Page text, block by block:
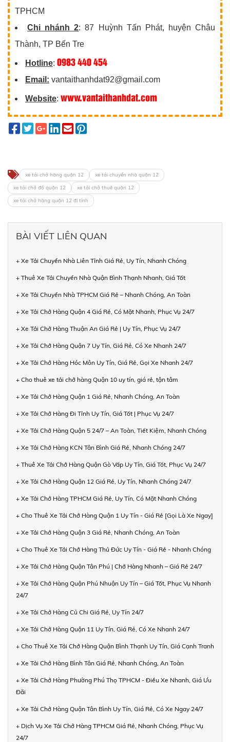
TPHCM
Chi nhánh 2: 87 Huỳnh Tấn Phát, huyện Châu
Thành, TP Bến Tre
Hotline: 0983 440 454
Email: vantaithanhdat92@gmail.com
Website: www.vantaithanhdat.com
xe tải chở hàng quận 12
xe tải chuyển nhà quận 12
xe tải chở đồ quận 12
xe tải chở thuê quận 12
xe tải chở hàng quận 12 đi tỉnh
BÀI VIẾT LIÊN QUAN
+ Xe Tải Chuyển Nhà Liên Tỉnh Giá Rẻ, Uy Tín, Nhanh Chóng
+ Thuê Xe Tải Chuyển Nhà Quận Bình Thạnh Nhanh, Giá Tốt
+ Xe Tải Chuyển Nhà TPHCM Giá Rẻ – Nhanh Chóng, An Toàn
+ Xe Tải Chở Hàng Quận 4 Giá Rẻ, Có Mặt Nhanh, Phục Vụ 24/7
+ Xe Tải Chở Hàng Thuận An Giá Rẻ | Uy Tín, Phục Vụ 24/7
+ Xe Tải Chở Hàng Quận 7 Uy Tín, Giá Rẻ, Có Xe Nhanh 24/7
+ Xe Tải Chở Hàng Hóc Môn Uy Tín, Giá Rẻ, Gọi Xe Nhanh 24/7
+ Cho thuê xe tải chở hàng Quận 10 uy tín, giá rẻ, tận tâm
+ Xe Tải Chở Hàng Quận 1 Giá Rẻ, Nhanh Chóng, An Toàn
+ Xe Tải Chở Hàng Đi Tỉnh Uy Tín, Giá Tốt | Phục Vụ 24/7
+ Xe Tải Chở Hàng Quận 5 24/7 – An Toàn, Tiết Kiệm, Nhanh Chóng
+ Xe Tải Chở Hàng KCN Tân Bình Giá Rẻ, Nhanh Chóng 24/7
+ Thuê Xe Tải Chở Hàng Quận Gò Vấp Uy Tín, Giá Tốt, Phục Vụ 24/7
+ Xe Tải Chở Hàng Quận 12 Giá Rẻ, Uy Tín, Nhanh Chóng 24/7
+ Xe Tải Chở Hàng TPHCM Giá Rẻ, Uy Tín, Có Mặt Nhanh Chóng
+ Cho Thuê Xe Tải Chở Hàng Quận 1 Uy Tín - Giá Rẻ [Gọi Là Xe Ngay]
+ Xe Tải Chở Hàng Quận 3 Giá Rẻ, Nhanh Chóng, An Toàn
+ Cho Thuê Xe Tải Chở Hàng Thủ Đức Uy Tín - Giá Rẻ - Nhanh Chóng
+ Xe Tải Chở Hàng Quận Tân Phú | Chở Hàng Nhanh – Giá Rẻ 24/7
+ Xe Tải Chở Hàng Quận Phú Nhuận Uy Tín – Giá Tốt, Phục Vụ Nhanh
24/7
+ Xe Tải Chở Hàng Củ Chi Giá Rẻ, Uy Tín 24/7
+ Xe Tải Chở Hàng Quận 11 Uy Tín, Giá Rẻ, Có Xe Nhanh 24/7
+ Cho Thuê Xe Tải Chở Hàng Quận Bình Thạnh Uy Tín, Giá Cạnh Tranh
+ Xe Tải Chở Hàng Bình Tân Giá Rẻ, Nhanh Chóng, An Toàn
+ Xe Tải Chở Hàng Phường Phú Thọ TPHCM - Điều Xe Nhanh, Giá Ưu
Đãi
+ Xe Tải Chở Hàng Quận Tân Bình Uy Tín, Giá Rẻ, Có Xe Ngay 24/7
+ Dịch Vụ Xe Tải Chở Hàng TPHCM Giá Rẻ, Nhanh Chóng, Phục Vụ
24/7